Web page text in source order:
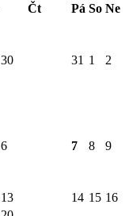
Čt Pá So Ne
30 31 1 2
6 7 8 9
13 14 15 16